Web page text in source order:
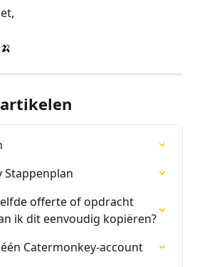
Stappenplan
offerte of opdracht
ik dit eenvoudig kopiëren?
Catermonkey-account